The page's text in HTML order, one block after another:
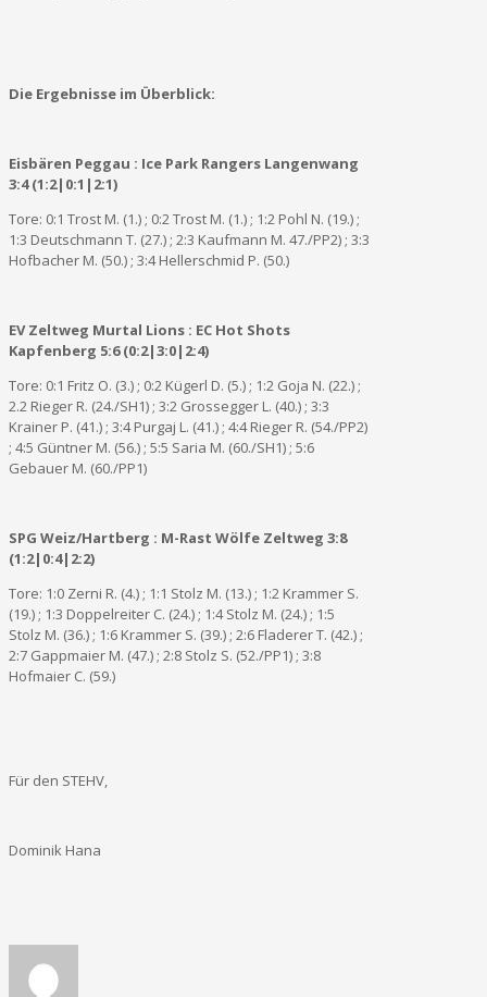
Die Ergebnisse im Überblick:
Eisbären Peggau : Ice Park Rangers Langenwang
3:4 (1:2|0:1|2:1)
Tore: 0:1 Trost M. (1.) ; 0:2 Trost M. (1.) ; 1:2 Pohl N. (19.) ;
1:3 Deutschmann T. (27.) ; 2:3 Kaufmann M. 47./PP2) ; 3:3
Hofbacher M. (50.) ; 3:4 Hellerschmid P. (50.)
EV Zeltweg Murtal Lions : EC Hot Shots
Kapfenberg 5:6 (0:2|3:0|2:4)
Tore: 0:1 Fritz O. (3.) ; 0:2 Kügerl D. (5.) ; 1:2 Goja N. (22.) ;
2.2 Rieger R. (24./SH1) ; 3:2 Grossegger L. (40.) ; 3:3
Krainer P. (41.) ; 3:4 Purgaj L. (41.) ; 4:4 Rieger R. (54./PP2)
; 4:5 Güntner M. (56.) ; 5:5 Saria M. (60./SH1) ; 5:6
Gebauer M. (60./PP1)
SPG Weiz/Hartberg : M-Rast Wölfe Zeltweg 3:8
(1:2|0:4|2:2)
Tore: 1:0 Zerni R. (4.) ; 1:1 Stolz M. (13.) ; 1:2 Krammer S.
(19.) ; 1:3 Doppelreiter C. (24.) ; 1:4 Stolz M. (24.) ; 1:5
Stolz M. (36.) ; 1:6 Krammer S. (39.) ; 2:6 Fladerer T. (42.) ;
2:7 Gappmaier M. (47.) ; 2:8 Stolz S. (52./PP1) ; 3:8
Hofmaier C. (59.)
Für den STEHV,
Dominik Hana